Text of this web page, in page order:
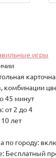
игры
комбинации
45 минут
от 2 до 4
лет
по городу:
Бесплатный